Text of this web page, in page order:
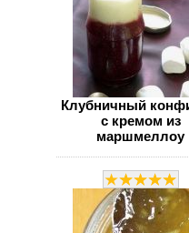
Клубничный
с кремом из
маршмеллоу